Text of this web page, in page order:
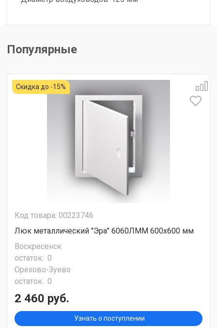
Популярные
Скидка до -15%
Код товара: 00223746
Люк металлический "Эра" 6060ЛММ 600х600 мм
Воскресенск
остаток: 0
Орехово-Зуево
остаток: 0
2 460 руб.
Узнать о поступлении